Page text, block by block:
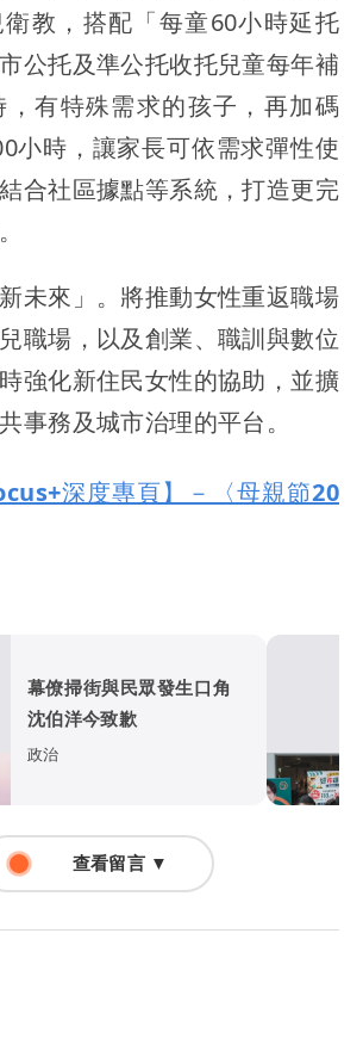
教，搭配「每童60小時延托
公托及準公托收托兒童每年補
有特殊需求的孩子，再加碼
小時，讓家長可依需求彈性使
合社區據點等系統，打造更完
未來」。將推動女性重返職場
職場，以及創業、職訓與數位
強化新住民女性的協助，並擴
事務及城市治理的平台。
深度專頁】－〈母親節20
幕僚掃街與民眾發生口角
沈伯洋今致歉
政治
查看留言 ▼